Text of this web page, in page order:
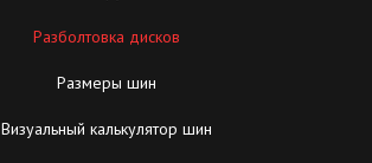
Разболтовка дисков
Размеры шин
Визуальный калькулятор шин